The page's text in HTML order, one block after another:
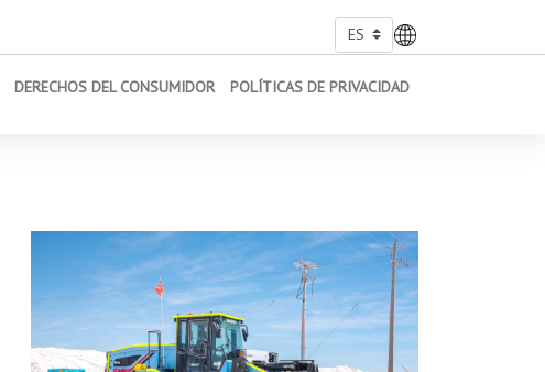
DERECHOS DEL CONSUMIDOR POLÍTICAS DE PRIVACIDAD